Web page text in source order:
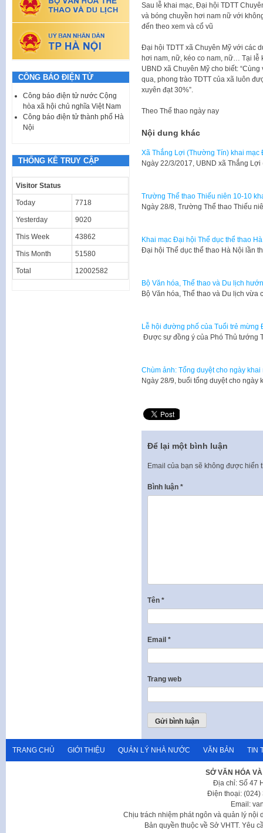
Sau lễ khai mạc, Đại hội TDTT
và bóng chuyền hơi nam nữ với
đến theo xem và cổ vũ
Đại hội TDTT xã Chuyên Mỹ với các
hơi nam, nữ, kéo co nam, nữ… Tại lễ
UBND xã Chuyên Mỹ cho biết:
qua, phong trào TDTT của xã luôn
xuyên đạt 30%”.
Theo Thể thao ngày nay
Nội dung khác
Xã Thắng Lợi (Thường Tín) khai mạc
Ngày 22/3/2017, UBND xã Thắng
Trường Thể thao Thiếu niên 10-10
Ngày 28/8, Trường Thể thao Thiếu
Khai mạc Đại hội Thể dục thể thao
​Đại hội Thể dục thể thao Hà Nội lần
Bộ Văn hóa, Thể thao và Du lịch
Bộ Văn hóa, Thể thao và Du lịch
Lễ hội đường phố của Tuổi trẻ mừng
Được sự đồng ý của Phó Thủ
Chùm ảnh: Tổng duyệt cho ngày
​Ngày 28/9, buổi tổng duyệt cho
Để lại một bình luận
Email của bạn sẽ không được hiển
Bình luận *
Tên *
Email *
Trang web
CÔNG BÁO ĐIỆN TỬ
Công báo điện tử nước Cộng
hòa xã hội chủ nghĩa Việt Nam
Công báo điện tử thành phố Hà
Nội
THỐNG KÊ TRUY CẬP
Visitor Status
Today 7718
Yesterday 9020
This Week 43862
This Month 51580
Total 12002582
TRANG CHỦ GIỚI THIỆU QUẢN LÝ NHÀ NƯỚC VĂN BẢN TIN
SỞ VĂN HÓA
Địa chỉ: Số 47
Điện thoại: (024)
Email:
Chịu trách nhiệm phát ngôn và quản lý nội
Bản quyền thuộc về Sở VHTT. Yêu